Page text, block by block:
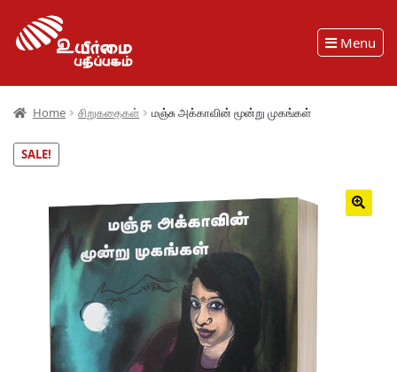
Menu
Home சிறுகதைகள் மஞ்சு அக்காவின் மூன்று முகங்கள்
SALE!